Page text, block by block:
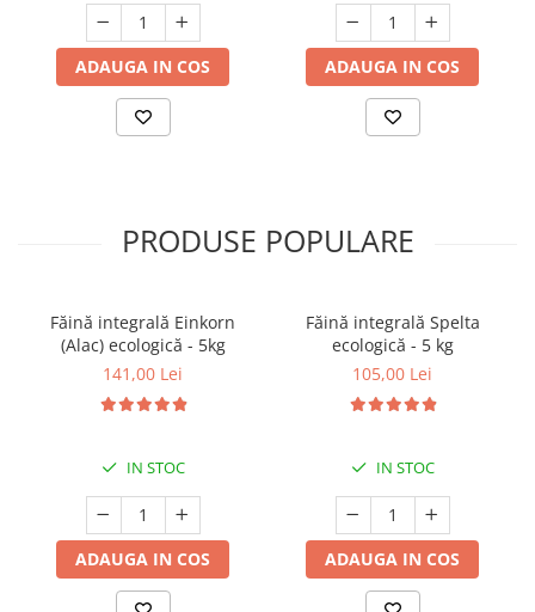
ADAUGA IN COS ADAUGA IN COS
PRODUSE POPULARE
Făină integrală Einkorn
(Alac) ecologică - 5kg
141,00 Lei
IN STOC
ADAUGA IN COS
Făină integrală Spelta
ecologică - 5 kg
105,00 Lei
IN STOC
ADAUGA IN COS